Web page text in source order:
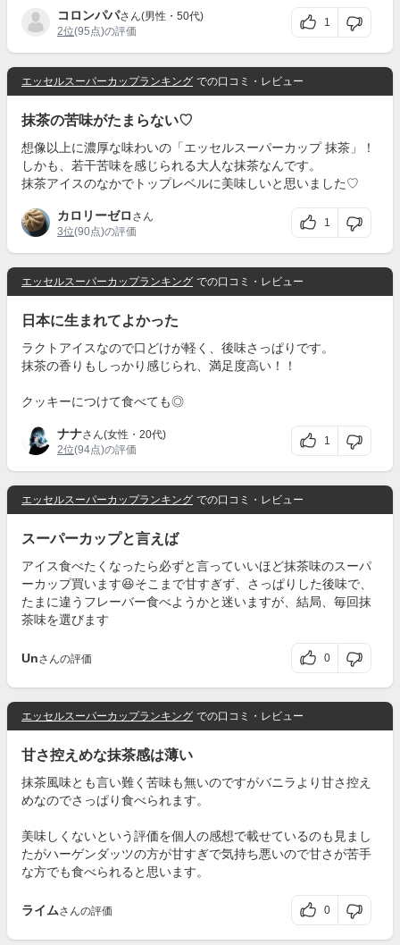
コロンパパさん(男性・50代)
2位(95点)の評価
1
エッセルスーパーカップランキング での口コミ・レビュー
抹茶の苦味がたまらない♡
想像以上に濃厚な味わいの「エッセルスーパーカップ 抹茶」！
しかも、若干苦味を感じられる大人な抹茶なんです。
抹茶アイスのなかでトップレベルに美味しいと思いました♡
カロリーゼロ さん
3位(90点)の評価
1
エッセルスーパーカップランキング での口コミ・レビュー
日本に生まれてよかった
ラクトアイスなので口どけが軽く、後味さっぱりです。
抹茶の香りもしっかり感じられ、満足度高い！！
クッキーにつけて食べても◎
ナナさん(女性・20代)
2位(94点)の評価
1
エッセルスーパーカップランキング での口コミ・レビュー
スーパーカップと言えば
アイス食べたくなったら必ずと言っていいほど抹茶味のスーパ
ーカップ買います😆そこまで甘すぎず、さっぱりした後味で、
たまに違うフレーバー食べようかと迷いますが、結局、毎回抹
茶味を選びます
Unさんの評価 0
エッセルスーパーカップランキング での口コミ・レビュー
甘さ控えめな抹茶感は薄い
抹茶風味とも言い難く苦味も無いのですがバニラより甘さ控え
めなのでさっぱり食べられます。
美味しくないという評価を個人の感想で載せているのも見まし
たがハーゲンダッツの方が甘すぎで気持ち悪いので甘さが苦手
な方でも食べられると思います。
ライムさんの評価 0